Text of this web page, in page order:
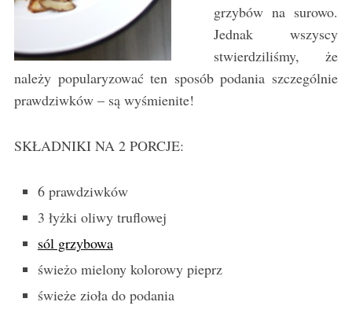
grzybów na surowo.
Jednak wszyscy
stwierdziliśmy, że
należy popularyzować ten sposób podania szczególnie
prawdziwków – są wyśmienite!
SKŁADNIKI NA 2 PORCJE:
6 prawdziwków
3 łyżki oliwy truflowej
sól grzybowa
świeżo mielony kolorowy pieprz
świeże zioła do podania